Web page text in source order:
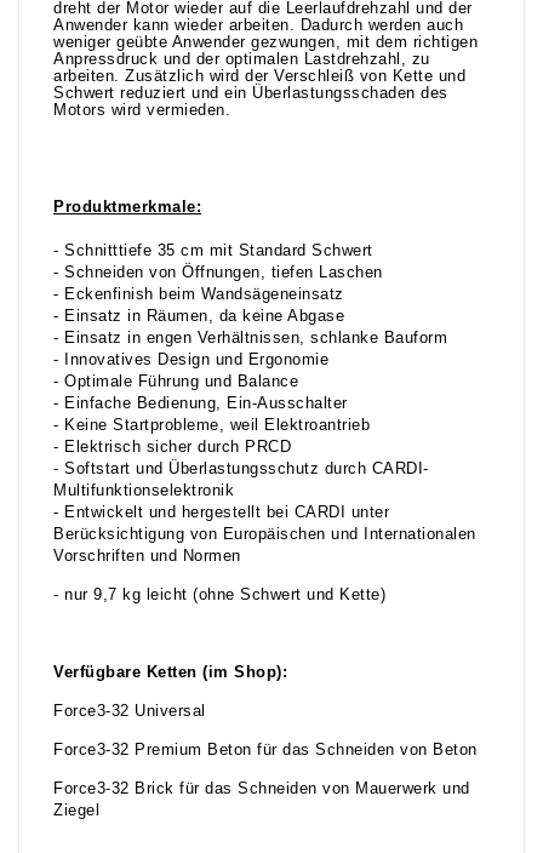
dreht der Motor wieder auf die Leerlaufdrehzahl und der
Anwender kann wieder arbeiten. Dadurch werden auch
weniger geübte Anwender gezwungen, mit dem richtigen
Anpressdruck und der optimalen Lastdrehzahl, zu
arbeiten. Zusätzlich wird der Verschleiß von Kette und
Schwert reduziert und ein Überlastungsschaden des
Motors wird vermieden.
Produktmerkmale:
- Schnitttiefe 35 cm mit Standard Schwert
- Schneiden von Öffnungen, tiefen Laschen
- Eckenfinish beim Wandsägeneinsatz
- Einsatz in Räumen, da keine Abgase
- Einsatz in engen Verhältnissen, schlanke Bauform
- Innovatives Design und Ergonomie
- Optimale Führung und Balance
- Einfache Bedienung, Ein-Ausschalter
- Keine Startprobleme, weil Elektroantrieb
- Elektrisch sicher durch PRCD
- Softstart und Überlastungsschutz durch CARDI-
Multifunktionselektronik
- Entwickelt und hergestellt bei CARDI unter
Berücksichtigung von Europäischen und Internationalen
Vorschriften und Normen
- nur 9,7 kg leicht (ohne Schwert und Kette)
Verfügbare Ketten (im Shop):
Force3-32 Universal
Force3-32 Premium Beton für das Schneiden von Beton
Force3-32 Brick für das Schneiden von Mauerwerk und
Ziegel